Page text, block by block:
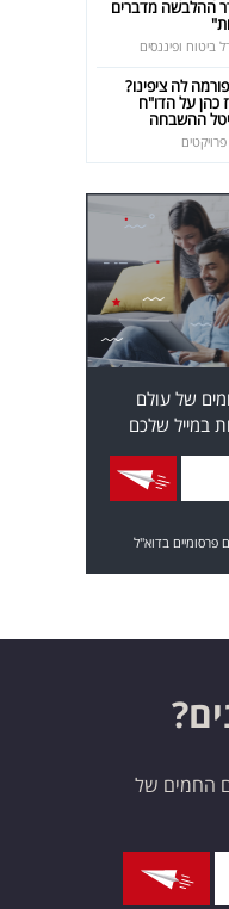
ההלבשה מדברים
ביטוח ופיננסים
לה ציפינו?
כהן על הדו"ח
ההשבחה
של עולם
במייל שלכם
פרסומיים בדוא"ל
החמים של